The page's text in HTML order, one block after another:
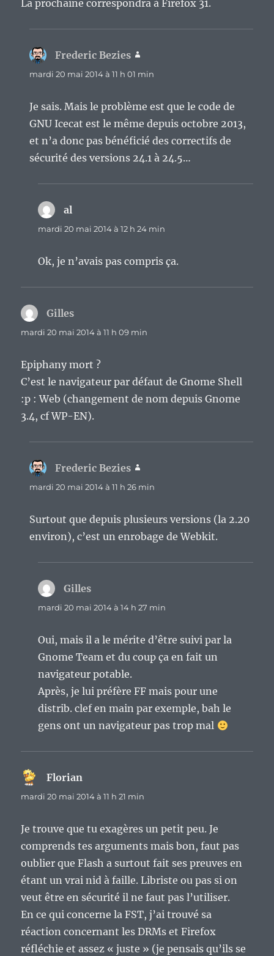
La prochaine correspondra à Firefox 31.
Frederic Bezies
mardi 20 mai 2014 à 11 h 01 min
Je sais. Mais le problème est que le code de
GNU Icecat est le même depuis octobre 2013,
et n’a donc pas bénéficié des correctifs de
sécurité des versions 24.1 à 24.5…
al
mardi 20 mai 2014 à 12 h 24 min
Ok, je n’avais pas compris ça.
Gilles
mardi 20 mai 2014 à 11 h 09 min
Epiphany mort ?
C’est le navigateur par défaut de Gnome Shell
:p : Web (changement de nom depuis Gnome
3.4, cf WP-EN).
Frederic Bezies
mardi 20 mai 2014 à 11 h 26 min
Surtout que depuis plusieurs versions (la 2.20
environ), c’est un enrobage de Webkit.
Gilles
mardi 20 mai 2014 à 14 h 27 min
Oui, mais il a le mérite d’être suivi par la
Gnome Team et du coup ça en fait un
navigateur potable.
Après, je lui préfère FF mais pour une
distrib. clef en main par exemple, bah le
gens ont un navigateur pas trop mal
Florian
mardi 20 mai 2014 à 11 h 21 min
Je trouve que tu exagères un petit peu. Je
comprends tes arguments mais bon, faut pas
oublier que Flash a surtout fait ses preuves en
étant un vrai nid à faille. Libriste ou pas si on
veut être en sécurité il ne faut pas l’utiliser.
En ce qui concerne la FST, j’ai trouvé sa
réaction concernant les DRMs et Firefox
réfléchie et assez « juste » (je pensais qu’ils se